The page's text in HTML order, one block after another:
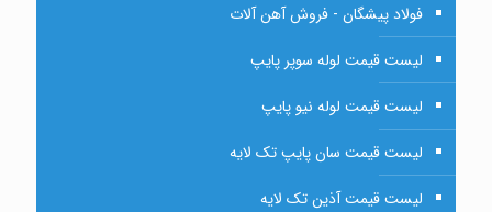
فولاد پیشگان - فروش آهن آلات
لیست قیمت لوله سوپر پایپ
لیست قیمت لوله نیو پایپ
لیست قیمت سان پایپ تک لایه
لیست قیمت آذین تک لایه